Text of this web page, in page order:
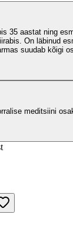
35 aastat ning
On läbinud
suudab kõigi
meditsiini